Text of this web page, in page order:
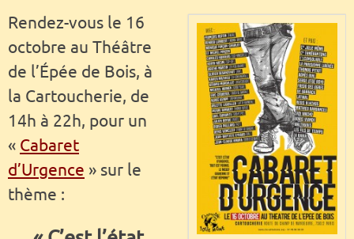
Rendez-vous le 16
octobre au Théâtre
de l’Épée de Bois, à
la Cartoucherie, de
14h à 22h, pour un
« Cabaret
d’Urgence » sur le
thème :